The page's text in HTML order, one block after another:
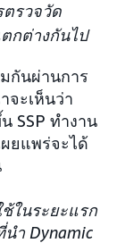
ตรวจวัด
กต่างกันไป
มกันผ่านการ
ะเห็นว่า
SSP ทำงาน
ยแพร่จะได้
ในระยะแรก
นำ Dynamic